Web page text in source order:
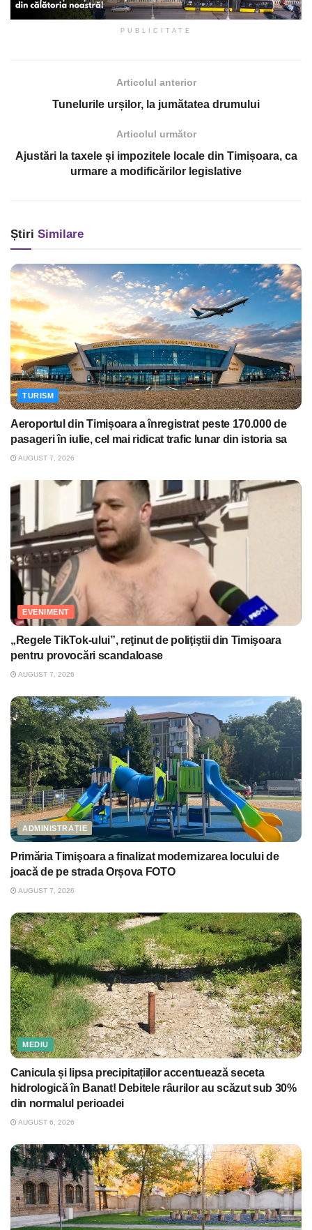
PUBLICITATE
Articolul anterior
Tunelurile urșilor, la jumătatea drumului
Articolul următor
Ajustări la taxele și impozitele locale din Timișoara, ca
urmare a modificărilor legislative
Știri Similare
TURISM
Aeroportul din Timișoara a înregistrat peste 170.000 de
pasageri în iulie, cel mai ridicat trafic lunar din istoria sa
AUGUST 7, 2026
EVENIMENT
„Regele TikTok-ului”, reţinut de poliţiştii din Timişoara
pentru provocări scandaloase
AUGUST 7, 2026
ADMINISTRAȚIE
Primăria Timişoara a finalizat modernizarea locului de
joacă de pe strada Orșova FOTO
AUGUST 7, 2026
MEDIU
Canicula și lipsa precipitațiilor accentuează seceta
hidrologică în Banat! Debitele râurilor au scăzut sub 30%
din normalul perioadei
AUGUST 6, 2026